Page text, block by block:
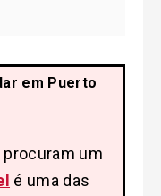
em Puerto
procuram um
é uma das